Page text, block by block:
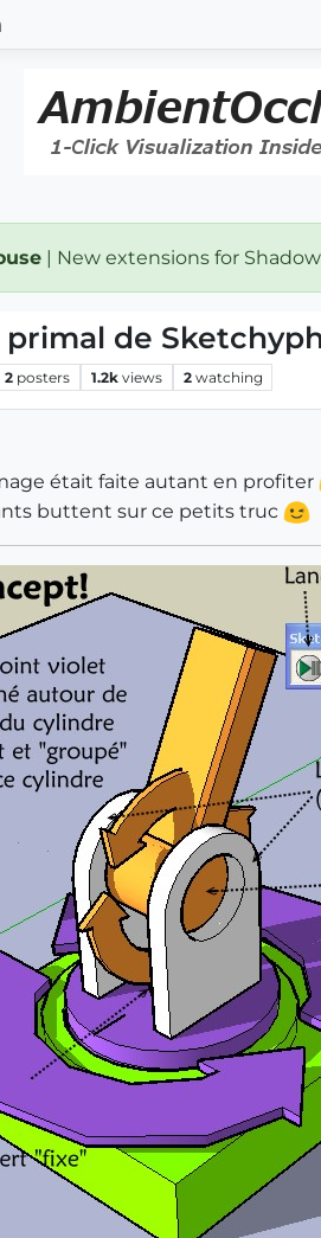
| New extensions for
de
2 posters 1.2k views 2 watching
était faite autant en profiter
buttent sur ce petits truc